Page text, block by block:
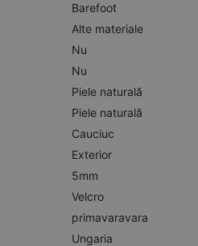
Barefoot
Alte materiale
Nu
Nu
Piele naturală
Piele naturală
Cauciuc
Exterior
5mm
Velcro
primavaravara
Ungaria